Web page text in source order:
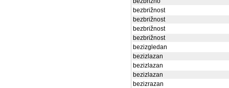
bezbrižnost
bezbrižnost
bezbrižnost
bezbrižnost
bezizgledan
bezizlazan
bezizlazan
bezizlazan
bezizrazan